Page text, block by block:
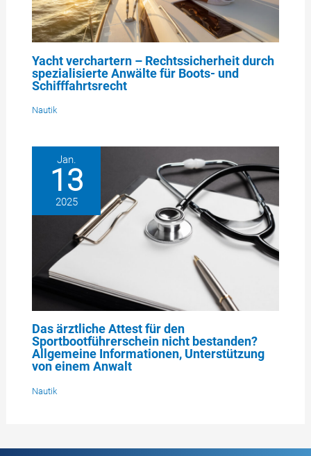
Yacht verchartern – Rechtssicherheit durch
spezialisierte Anwälte für Boots- und
Schifffahrtsrecht
Nautik
Jan.
13
2025
Das ärztliche Attest für den
Sportbootführerschein nicht bestanden?
Allgemeine Informationen, Unterstützung
von einem Anwalt
Nautik